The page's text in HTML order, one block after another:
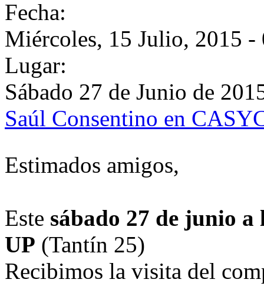
Fecha:
Miércoles, 15 Julio, 2015 -
Lugar:
Sábado 27 de Junio de
Saúl Consentino en
Estimados amigos,
Este sábado 27 de junio a
UP (Tantín 25)
Recibimos la visita del